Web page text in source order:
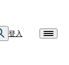
登入